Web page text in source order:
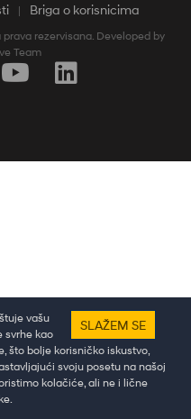
Briga o korisnicima
rezervisana. Developed by
Team
društvenih mreža
SLAŽEM SE
vašu
svrhe kao
što bolje korisničko iskustvo,
svoju posetu na našoj
kolačiće, ali ne i lične